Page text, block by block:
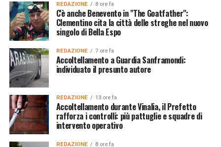
REDAZIONE 8 ore fa
C'è anche Benevento in "The Goatfather":
Clementino cita la città delle streghe nel nuovo
singolo di Bella Espo
REDAZIONE 7 ore fa
Accoltellamento a Guardia Sanframondi:
individuato il presunto autore
REDAZIONE 13 ore fa
Accoltellamento durante Vinalia, il Prefetto
rafforza i controlli: più pattuglie e squadre di
intervento operativo
REDAZIONE 8 ore fa